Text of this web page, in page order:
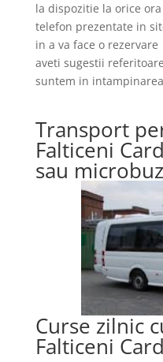
la dispozitie la orice
telefon prezentate in
in a va face o
aveti sugestii
suntem in
Transport
Falticeni
sau
Curse zilnic
Falticeni